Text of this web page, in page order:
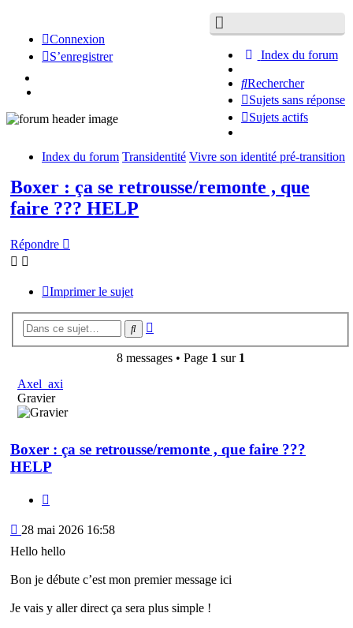
Index du forum
Rechercher
Sujets sans réponse
Sujets actifs
Connexion
S’enregistrer
Index du forum Transidentité Vivre son identité pré-transition
Boxer : ça se retrousse/remonte , que
faire ??? HELP
Répondre
Imprimer le sujet
Rechercher
8 messages • Page 1 sur 1
Axel_axi
Gravier
Boxer : ça se retrousse/remonte , que faire ???
HELP
Message
28 mai 2026 16:58
Hello hello
Bon je débute c’est mon premier message ici
Je vais y aller direct ça sera plus simple !